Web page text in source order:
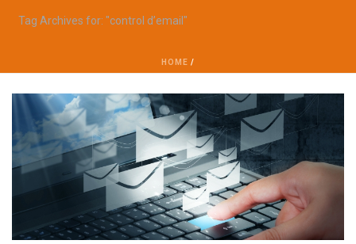
Tag Archives for: "control d’email"
HOME /